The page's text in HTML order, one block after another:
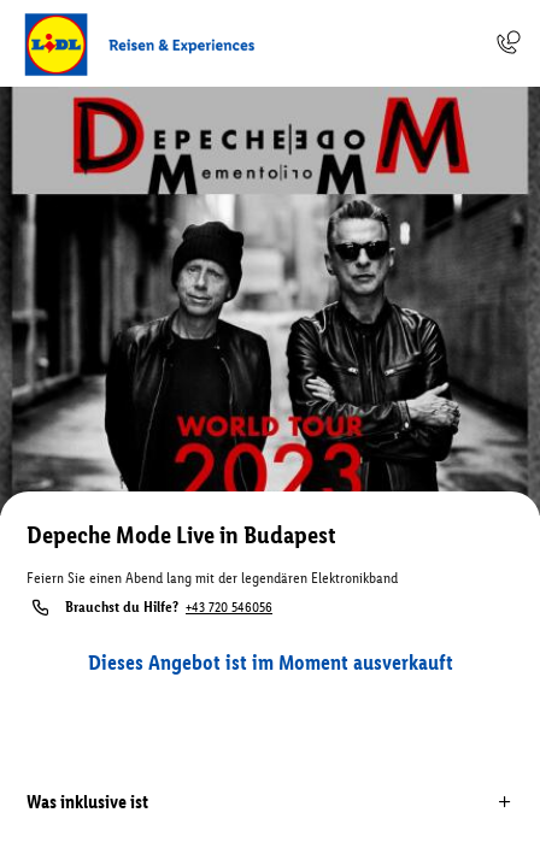
Depeche Mode Live in Budapest
Feiern Sie einen Abend lang mit der legendären Elektronikband
Brauchst du Hilfe? +43 720 546056
Dieses Angebot ist im Moment ausverkauft
Was inklusive ist